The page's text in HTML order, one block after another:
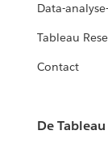
Data-
Tableau
Contact
De